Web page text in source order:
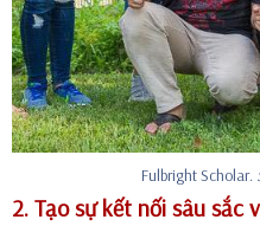
Fulbright Scholar.
2. Tạo sự kết nối sâu sắc